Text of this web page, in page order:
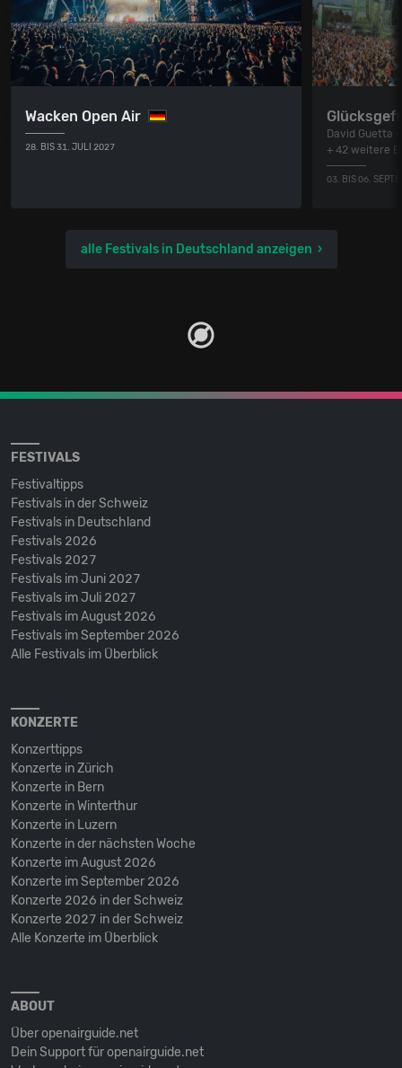
Wacken Open Air
28. BIS 31. JULI 2027
David Guetta
+ 42 weitere
03. BIS 06.
alle Festivals in Deutschland anzeigen
FESTIVALS
Festivaltipps
Festivals in der Schweiz
Festivals in Deutschland
Festivals 2026
Festivals 2027
Festivals im Juni 2027
Festivals im Juli 2027
Festivals im August 2026
Festivals im September 2026
Alle Festivals im Überblick
KONZERTE
Konzerttipps
Konzerte in Zürich
Konzerte in Bern
Konzerte in Winterthur
Konzerte in Luzern
Konzerte in der nächsten Woche
Konzerte im August 2026
Konzerte im September 2026
Konzerte 2026 in der Schweiz
Konzerte 2027 in der Schweiz
Alle Konzerte im Überblick
ABOUT
Über openairguide.net
Dein Support für openairguide.net